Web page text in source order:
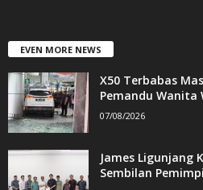
EVEN MORE NEWS
X50 Terbabas
Pemandu Wanita
07/08/2026
James Ligunjang
Sembilan